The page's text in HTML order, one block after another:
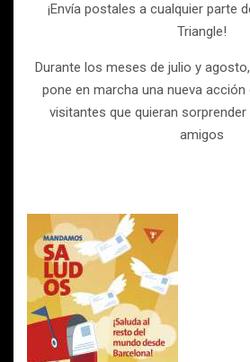
¡Envía postales a cualquier parte
Triangle!
Durante los meses de julio y
pone en marcha una nueva
visitantes que quieran
amigos